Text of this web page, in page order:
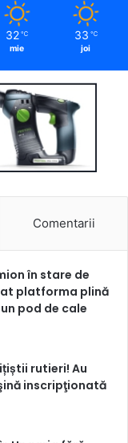
32 ℃
mie
33 ℃
joi
Comentarii
în stare de
platforma plină
pod de cale
rutieri! Au
inscripţionată